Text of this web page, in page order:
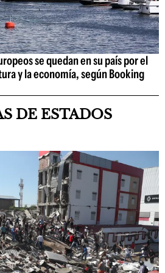
se quedan en su país por el
y la economía, según Booking
DE ESTADOS